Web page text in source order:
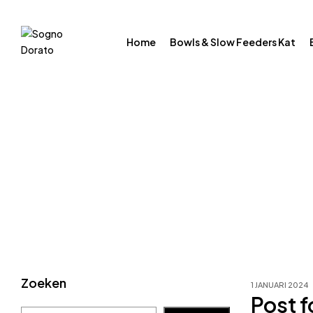
Home Bowls & Slow Feeders Kat
Zoeken 1 JANUARI 2024
Post